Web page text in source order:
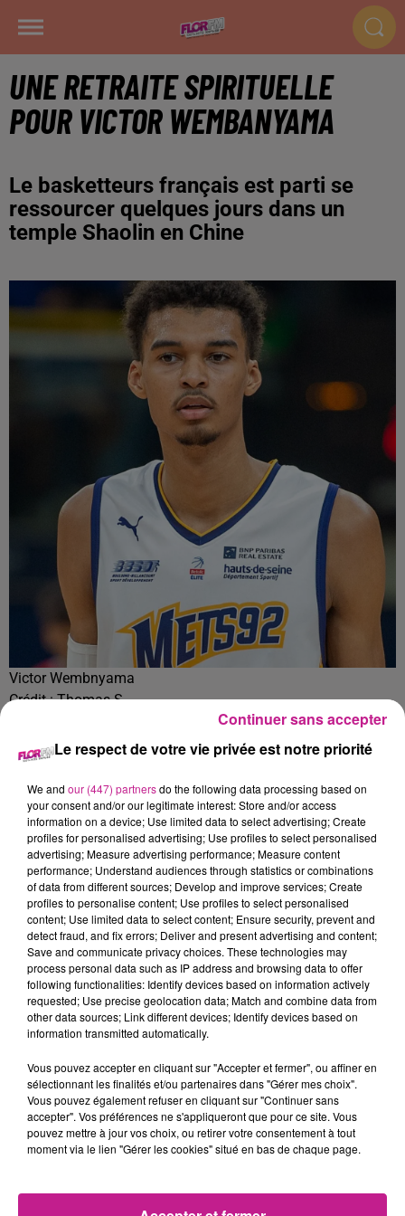
UNE RETRAITE SPIRITUELLE
POUR VICTOR WEMBANYAMA
Le basketteurs français est parti se
ressourcer quelques jours dans un
temple Shaolin en Chine
Victor Wembnyama
Crédit :Thomas S
Le basketteur français aurait entamé une retraite spirituelle
dans un temple Shaolin en Chine.
Le pivot du club NBA des
San Antonio s’est fait raser le crâne par un maître Shaolin, il
porte les vêtements traditionnels des moines et il vivrait au
rythme des séances de méditation des moines.L’objectif est
de développer leur contrôle de soi, l’humilité et l’empathie,
tout en étant soumis à un entraînement physique intense.
Pour rappel, le français n’a pas pu terminer la saison avec
les San Antonio Spurs à cause d’une thrombose veineuse
survenue cet hiver. Cette retraite ressourçante est pour lui la
bienvenue !
TITRES DIFFUSÉS Voir plus
3h23
3h23
Starlight
3h20
3h20
Swim
3h17
3h17
Break The Rules
Le respect de votre vie privée est notre priorité
We and our (447) partnersdo the following data processing based on
your consent and/or our legitimate interest: Store and/or access
information on a device; Use limited data to select advertising; Create
profiles for personalised advertising; Use profiles to select personalised
advertising; Measure advertising performance; Measure content
performance; Understand audiences through statistics or combinations
of data from different sources; Develop and improve services; Create
profiles to personalise content; Use profiles to select personalised
content; Use limited data to select content; Ensure security, prevent and
detect fraud, and fix errors; Deliver and present advertising and content;
Save and communicate privacy choices. These technologies may
process personal data such as IP address and browsing data to offer
following functionalities: Identify devices based on information actively
requested; Use precise geolocation data; Match and combine data from
other data sources; Link different devices; Identify devices based on
information transmitted automatically.
Vous pouvez accepter en cliquant sur "Accepter et fermer", ou affiner en
sélectionnant les finalités et/ou partenaires dans "Gérer mes choix".
Vous pouvez également refuser en cliquant sur "Continuer sans
accepter". Vos préférences ne s'appliqueront que pour ce site. Vous
pouvez mettre à jour vos choix, ou retirer votre consentement à tout
moment via le lien "Gérer les cookies" situé en bas de chaque page.
Continuer sans accepter